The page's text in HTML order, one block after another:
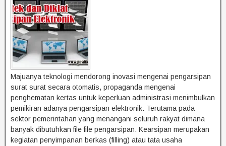
Majuanya teknologi mendorong inovasi mengenai pengarsipan
surat surat secara otomatis, propaganda mengenai
penghematan kertas untuk keperluan administrasi menimbulkan
pemikiran adanya pengarsipan elektronik. Terutama pada
sektor pemerintahan yang menangani seluruh rakyat dimana
banyak dibutuhkan file file pengarsipan. Kearsipan merupakan
kegiatan penyimpanan berkas (filling) atau tata usaha